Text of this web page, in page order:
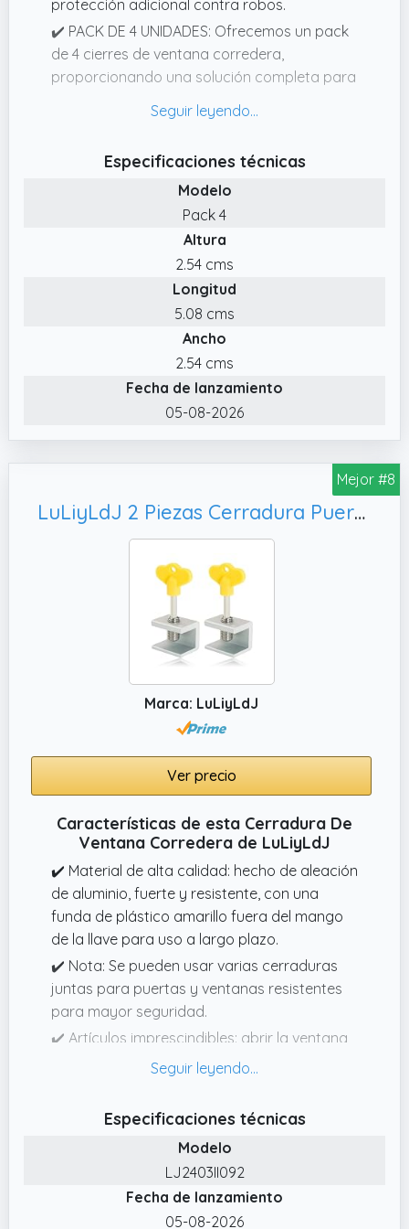
protección adicional contra robos.
✔️ PACK DE 4 UNIDADES: Ofrecemos un pack
de 4 cierres de ventana corredera,
proporcionando una solución completa para
cierre de ventana corredera de aluminio,
diseñado para evitar intrusiones y garantizar
la seguridad de tu familia.
✔️ FÁCIL INSTALACIÓN CON LLAVE
INDIVIDUAL: Cada cerradura de puerta
corredera incluye una llave individual,
facilitando la instalación y el uso diario sin
✔️ CALIDAD SUPERIOR EN ACERO INOXIDABLE:
Fabricado con materiales de alta calidad,
nuestro cerrojo para puerta corredera
Especificaciones técnicas
Modelo
Pack 4
Altura
2.54 cms
Longitud
5.08 cms
Ancho
2.54 cms
Fecha de lanzamiento
05-08-2026
Mejor #8
LuLiyLdJ 2 Piezas Cerradura Puerta Corredera, Cierre Seguridad Ventanas Correderas
Marca: LuLiyLdJ
Ver precio
Características de esta Cerradura De
Ventana Corredera de LuLiyLdJ
✔️ Material de alta calidad: hecho de aleación
de aluminio, fuerte y resistente, con una
funda de plástico amarillo fuera del mango
de la llave para uso a largo plazo.
✔️ Nota: Se pueden usar varias cerraduras
juntas para puertas y ventanas resistentes
para mayor seguridad.
✔️ Artículos imprescindibles: abrir la ventana
mosquitera cuando hace calor en verano
mosquitera, lo que puede evitar que los niños
se caigan y los ladrones cometan delitos.
✔️ Fácil de instalar: cada cerradura está
equipada con una llave hexagonal, gire
lentamente la llave desde el orificio,
Especificaciones técnicas
Modelo
LJ2403II092
Fecha de lanzamiento
05-08-2026